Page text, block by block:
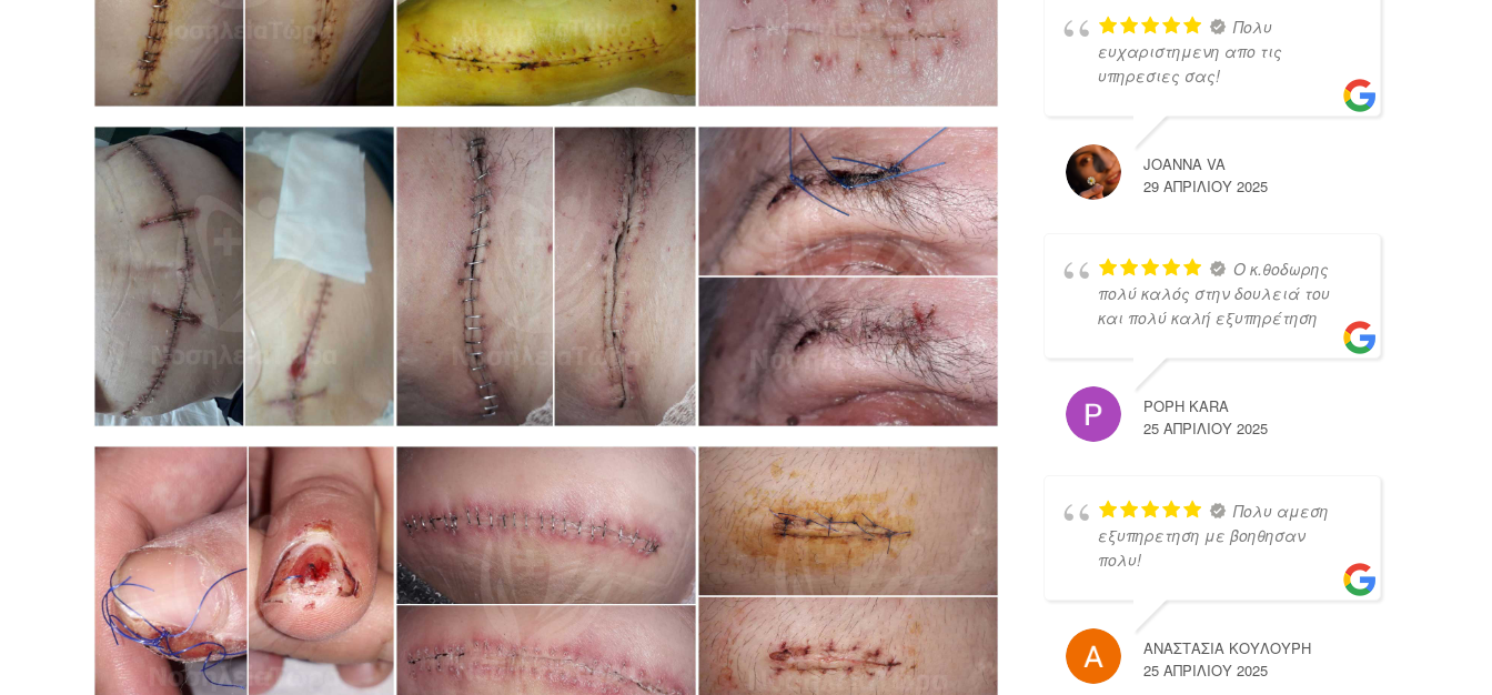
Πολυ
ευχαριστημενη απο τις
υπηρεσιες σας!
JOANNA VA
29 ΑΠΡΙΛΊΟΥ 2025
Ο κ.θοδωρης
πολύ καλός στην δουλειά του
και πολύ καλή εξυπηρέτηση
POPH KARA
25 ΑΠΡΙΛΊΟΥ 2025
Πολυ αμεση
εξυπηρετηση με βοηθησαν
πολυ!
ΑΝΑΣΤΑΣΙΑ ΚΟΥΛΟΥΡΗ
25 ΑΠΡΙΛΊΟΥ 2025